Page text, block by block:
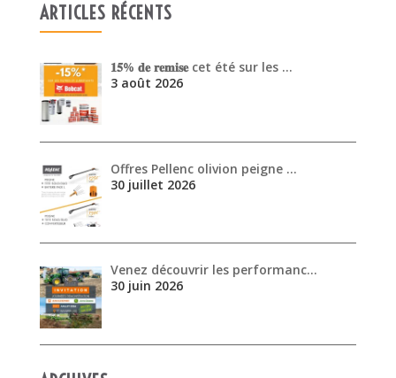
ARTICLES RÉCENTS
𝟏𝟓% 𝐝𝐞 𝐫𝐞𝐦𝐢𝐬𝐞 cet été sur les …
3 août 2026
Offres Pellenc olivion peigne …
30 juillet 2026
Venez découvrir les performanc…
30 juin 2026